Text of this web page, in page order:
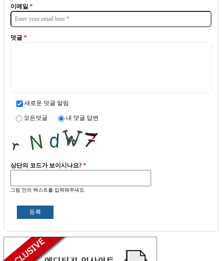
이메일 *
덧글 *
새로운 덧글 알림
모든덧글 내 덧글 답변
상단의 코드가 보이시나요? *
그림 안의 텍스트를 입력해주세요.